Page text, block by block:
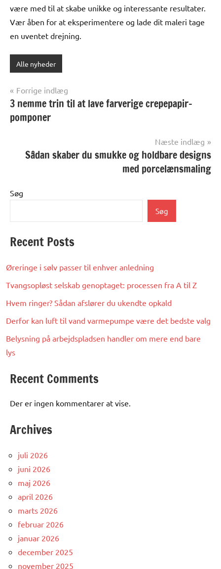
være med til at skabe unikke og interessante resultater.
Vær åben for at eksperimentere og lade dit maleri tage
en uventet drejning.
Alle nyheder
Indlægsnavigation
Forrige indlæg
3 nemme trin til at lave farverige crepepapir-
pomponer
Næste indlæg
Sådan skaber du smukke og holdbare designs
med porcelænsmaling
Søg
Søg
Recent Posts
Øreringe i sølv passer til enhver anledning
Tvangsopløst selskab genoptaget: processen fra A til Z
Hvem ringer? Sådan afslører du ukendte opkald
Derfor kan luft til vand varmepumpe være det bedste valg
Belysning på arbejdspladsen handler om mere end bare
lys
Recent Comments
Der er ingen kommentarer at vise.
Archives
juli 2026
juni 2026
maj 2026
april 2026
marts 2026
februar 2026
januar 2026
december 2025
november 2025